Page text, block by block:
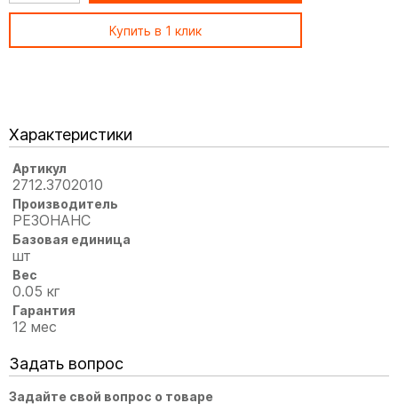
Купить в 1 клик
Характеристики
Артикул
2712.3702010
Производитель
РЕЗОНАНС
Базовая единица
шт
Вес
0.05 кг
Гарантия
12 мес
Задать вопрос
Задайте свой вопрос о товаре